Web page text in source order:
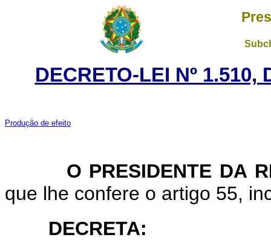
DECRETO-LEI Nº 1.510,
Produção de efeito
O PRESIDENTE DA
que lhe confere o artigo 55,
DECRETA: